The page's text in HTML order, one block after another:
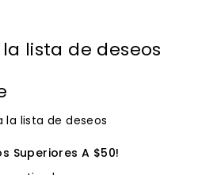
lista de deseos
la lista de deseos
Superiores A $50!